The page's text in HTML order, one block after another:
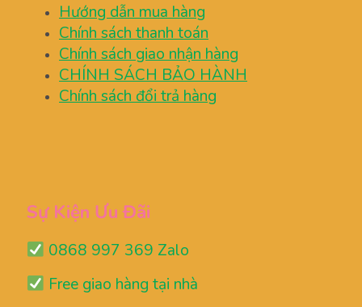
Hướng dẫn mua hàng
Chính sách thanh toán
Chính sách giao nhận hàng
CHÍNH SÁCH BẢO HÀNH
Chính sách đổi trả hàng
Sự Kiện Ưu Đãi
0868 997 369 Zalo
Free giao hàng tại nhà